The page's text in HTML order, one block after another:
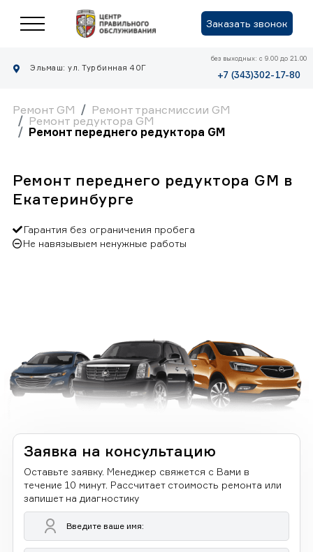
Заказать звонок
Эльмаш: ул. Турбинная 40Г
без выходных: с 9.00 до 21.00
+7 (343)302-17-80
Ремонт GM
Ремонт трансмиссии GM
Ремонт редуктора GM
Ремонт переднего редуктора GM
Ремонт переднего редуктора GM в
Екатеринбурге
Гарантия без ограничения пробега
Не навязывыем ненужные работы
Заявка на консультацию
Оставьте заявку. Менеджер свяжется с Вами в
течение 10 минут. Рассчитает стоимость ремонта или
запишет на диагностику